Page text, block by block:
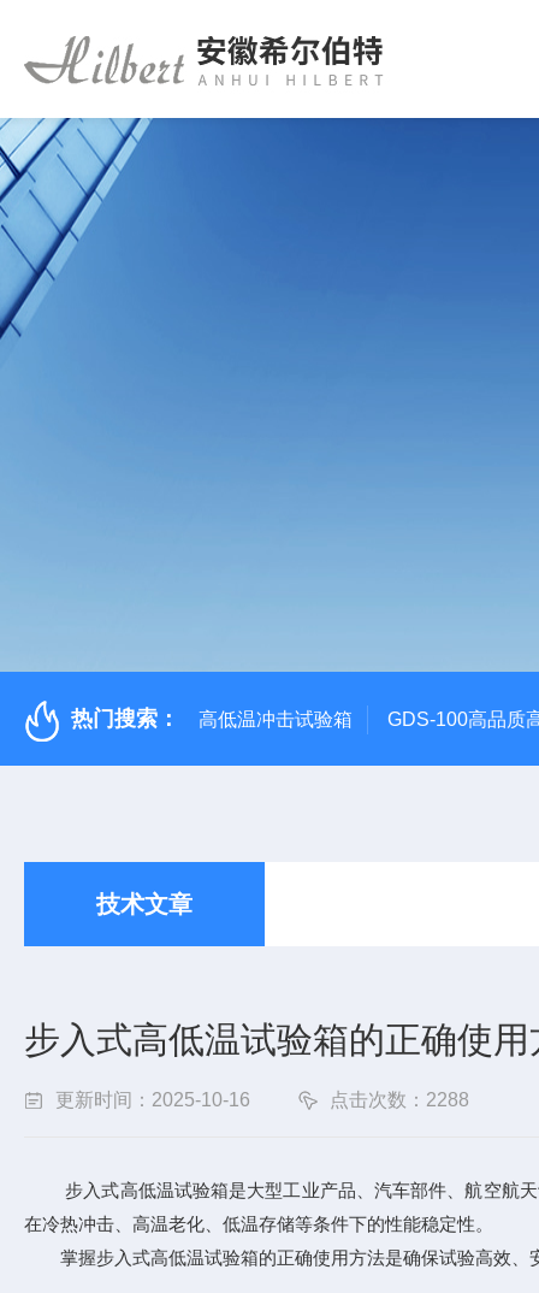
热门搜索： 高低温冲击试验箱 GDS-100高品质
技术文章
步入式高低温试验箱的正确使
更新时间：2025-10-16 点击次数：2288
步入式高低温试验箱是大型工业产品、汽车部件、航空航天
在冷热冲击、高温老化、低温存储等条件下的性能稳定性。
掌握步入式高低温试验箱的正确使用方法是确保试验高效、